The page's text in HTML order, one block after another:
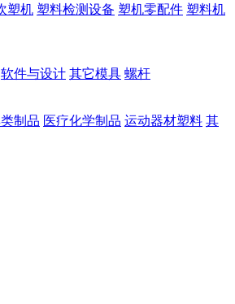
塑机 塑料检测设备 塑机零配件 塑料机
软件与设计 其它模具 螺杆
制品 医疗化学制品 运动器材塑料 其